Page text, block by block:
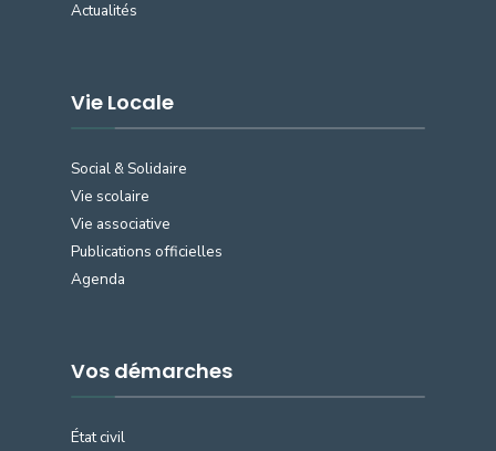
Actualités
Vie Locale
Social & Solidaire
Vie scolaire
Vie associative
Publications officielles
Agenda
Vos démarches
État civil